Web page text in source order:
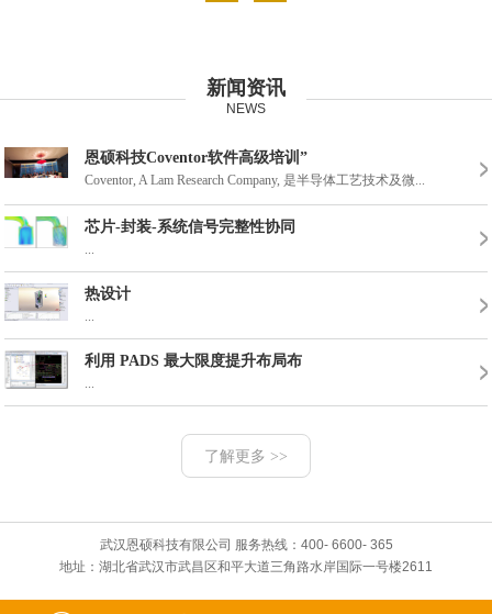
2016年武汉威斯汀
新闻资讯
NEWS
恩硕科技Coventor软件高级培训”
Coventor, A Lam Research Company, 是半导体工艺技术及微...
芯片-封装-系统信号完整性协同
...
热设计
...
利用 PADS 最大限度提升布局布
...
了解更多 >>
武汉恩硕科技有限公司 服务热线：400- 6600- 365
地址：湖北省武汉市武昌区和平大道三角路水岸国际一号楼2611